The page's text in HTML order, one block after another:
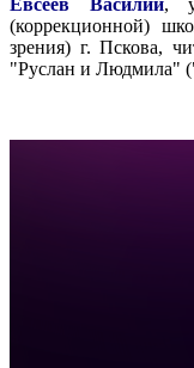
(коррекционной)
зрения) г. Пскова,
"Руслан и Людмила"